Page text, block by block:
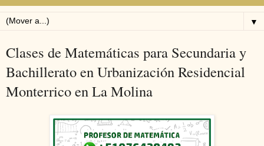
▼
Clases de Matemáticas para Secundaria y
Bachillerato en Urbanización Residencial
Monterrico en La Molina